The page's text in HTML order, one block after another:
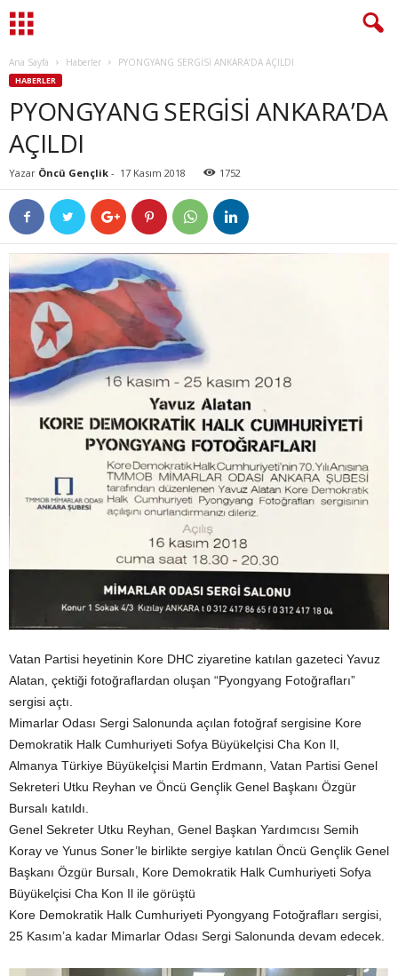
Ana Sayfa Haberler PYONGYANG SERGİSİ ANKARA’DA AÇILDI
HABERLER
PYONGYANG SERGİSİ ANKARA’DA
AÇILDI
Yazar Öncü Gençlik - 17 Kasım 2018 1752
Vatan Partisi heyetinin Kore DHC ziyaretine katılan gazeteci Yavuz
Alatan, çektiği fotoğraflardan oluşan “Pyongyang Fotoğrafları”
sergisi açtı.
Mimarlar Odası Sergi Salonunda açılan fotoğraf sergisine Kore
Demokratik Halk Cumhuriyeti Sofya Büyükelçisi Cha Kon Il,
Almanya Türkiye Büyükelçisi Martin Erdmann, Vatan Partisi Genel
Sekreteri Utku Reyhan ve Öncü Gençlik Genel Başkanı Özgür
Bursalı katıldı.
Genel Sekreter Utku Reyhan, Genel Başkan Yardımcısı Semih
Koray ve Yunus Soner’le birlikte sergiye katılan Öncü Gençlik Genel
Başkanı Özgür Bursalı, Kore Demokratik Halk Cumhuriyeti Sofya
Büyükelçisi Cha Kon Il ile görüştü
Kore Demokratik Halk Cumhuriyeti Pyongyang Fotoğrafları sergisi,
25 Kasım’a kadar Mimarlar Odası Sergi Salonunda devam edecek.